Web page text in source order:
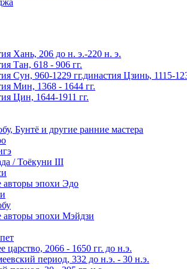
Хань, 206 до н. э.-220 н. э.
Тан, 618 - 906 гг.
Сун, 960-1229 гг.династия Цзинь, 1115-
Мин, 1368 - 1644 гг.
Цин, 1644-1911 гг.
Бунтё и другие ранние мастера
/ Тоёкуни III
авторы эпохи Эдо
авторы эпохи Мэйдзи
царство, 2066 - 1650 гг. до н.э.
период, 332 до н.э. - 30 н.э.